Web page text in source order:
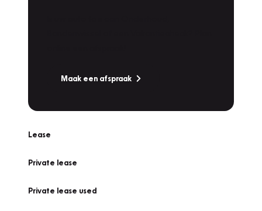
Maak een afspraak
Lease
Private lease
Private lease used